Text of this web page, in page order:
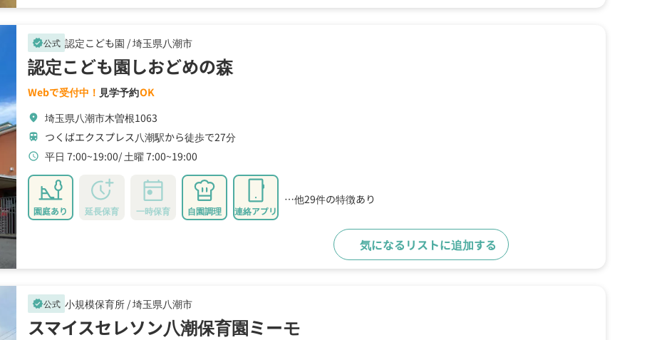
verified公式 認定こども園 /埼玉県八潮市
認定こども園しおどめの森
Webで受付中！ 見学予約OK
location_on 埼玉県八潮市木曽根1063
train つくばエクスプレス八潮駅から徒歩で27分
schedule 平日 7:00~19:00 土曜 7:00~19:00
園庭あり 延長保育 一時保育 自園調理 連絡アプリ
…他29件の特徴あり
気になるリストに追加する
verified公式 小規模保育所 /埼玉県八潮市
スマイスセレソン八潮保育園ミーモ